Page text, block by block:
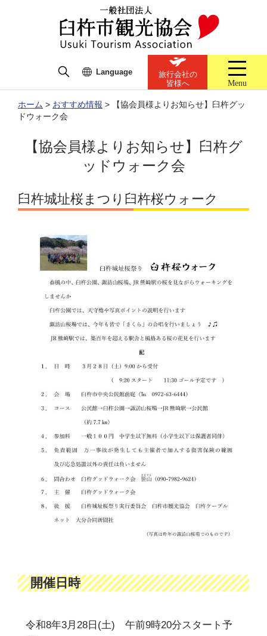
Language
旅行会社の
皆様へ
Menu
ホーム > おすすめ情報 >
【協会員様よりお知らせ】臼杵グッ
ドウォーク会
【協会員様よりお知らせ】臼杵グ
ッドウォーク会
臼杵城址桜まつり臼杵桜ウォーク
開催日時
令和8年3月28日(土) 午前9時20分スタート予